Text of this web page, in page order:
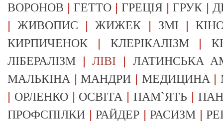
ВОРОНОВ |ГЕТТО |ГРЕЦІЯ |ГРУК |
|ЖИВОПИС |ЖИЖЕК | ЗМІ |
КИРПИЧЕНОК | КЛЕРІКАЛІЗМ|
ЛІБЕРАЛІЗМ |ЛІВІ | ЛАТИНСЬКА
МАЛЬКІНА |МАНДРИ | МЕДИЦИНА |
| ОРЛЕНКО| ОСВІТА |ПАМ`ЯТЬ |
ПРОФСПІЛКИ |РАЙДЕР |РАСИЗМ |